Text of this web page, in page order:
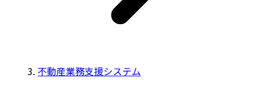
不動産業務支援システム